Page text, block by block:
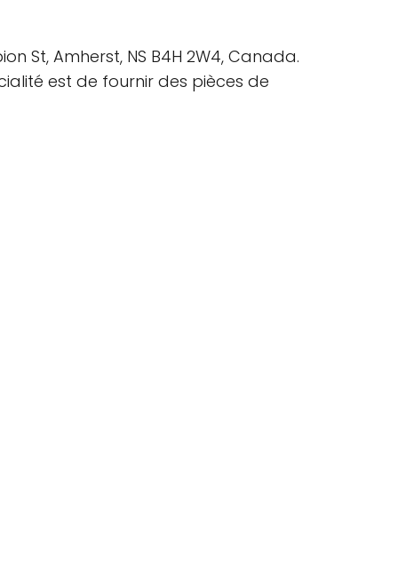
St, Amherst, NS B4H 2W4, Canada.
est de fournir des pièces de